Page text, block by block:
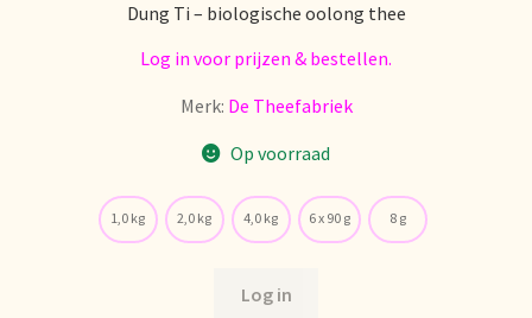
Dung Ti – biologische oolong thee
Log in voor prijzen & bestellen.
Merk: De Theefabriek
Op voorraad
1,0 kg 2,0 kg 4,0 kg 6 x 90 g 8 g
Log in